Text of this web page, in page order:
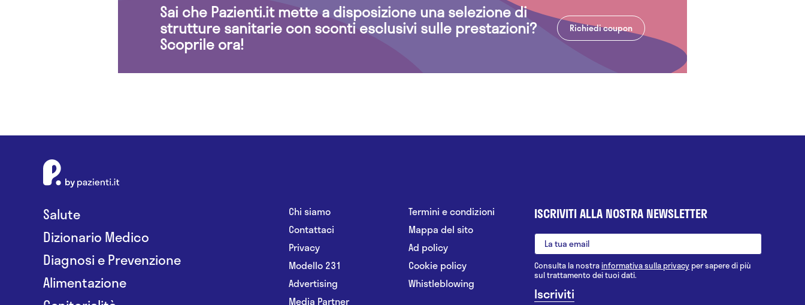
Sai che Pazienti.it mette a disposizione una selezione di
strutture sanitarie con sconti esclusivi sulle prestazioni?
Scoprile ora!
Richiedi coupon
Salute
Dizionario Medico
Diagnosi e Prevenzione
Alimentazione
Chi siamo
Contattaci
Privacy
Modello 231
Advertising
Media Partner
Termini e condizioni
Mappa del sito
Ad policy
Cookie policy
Whistleblowing
ISCRIVITI ALLA NOSTRA NEWSLETTER
Consulta la nostrainformativa sulla privacy per sapere di più
sul trattamento dei tuoi dati.